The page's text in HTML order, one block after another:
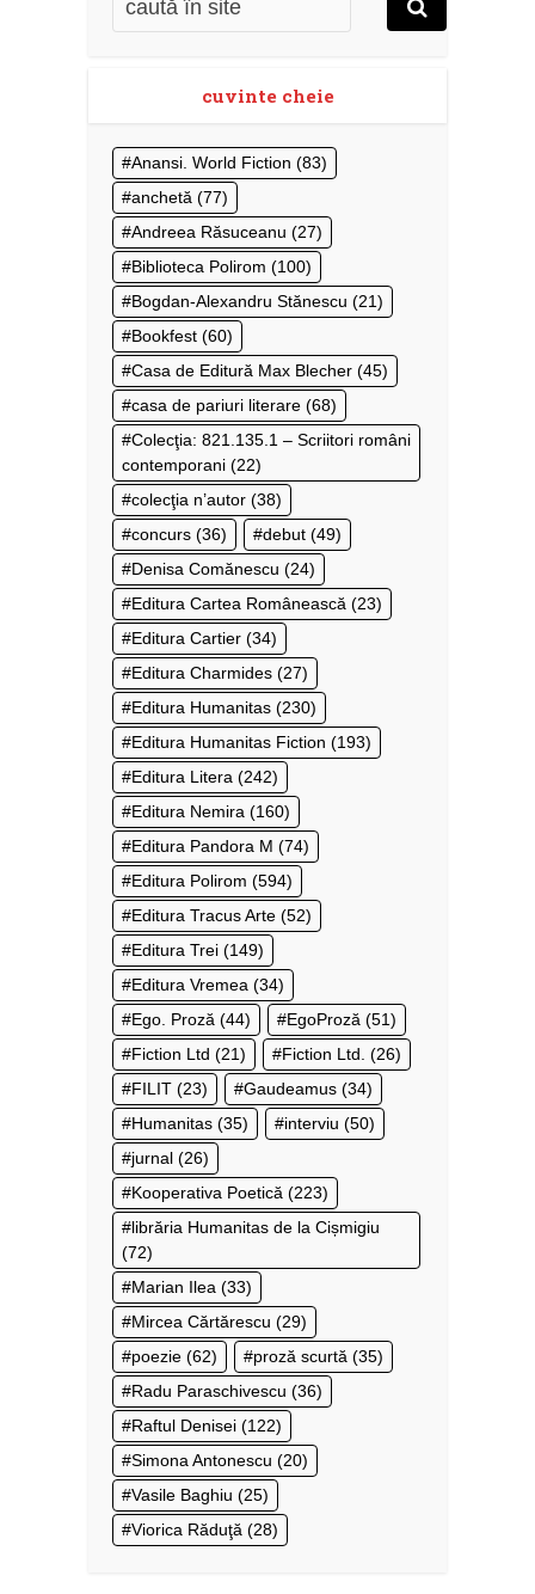
cuvinte cheie
Anansi. World Fiction (83)
anchetă (77)
Andreea Răsuceanu (27)
Biblioteca Polirom (100)
Bogdan-Alexandru Stănescu (21)
Bookfest (60)
Casa de Editură Max Blecher (45)
casa de pariuri literare (68)
Colecţia: 821.135.1 – Scriitori români
contemporani (22)
colecţia n’autor (38)
concurs (36) debut (49)
Denisa Comănescu (24)
Editura Cartea Românească (23)
Editura Cartier (34)
Editura Charmides (27)
Editura Humanitas (230)
Editura Humanitas Fiction (193)
Editura Litera (242)
Editura Nemira (160)
Editura Pandora M (74)
Editura Polirom (594)
Editura Tracus Arte (52)
Editura Trei (149)
Editura Vremea (34)
Ego. Proză (44) EgoProză (51)
Fiction Ltd (21) Fiction Ltd. (26)
FILIT (23) Gaudeamus (34)
Humanitas (35) interviu (50)
jurnal (26)
Kooperativa Poetică (223)
librăria Humanitas de la Cișmigiu
(72)
Marian Ilea (33)
Mircea Cărtărescu (29)
poezie (62) proză scurtă (35)
Radu Paraschivescu (36)
Raftul Denisei (122)
Simona Antonescu (20)
Vasile Baghiu (25)
Viorica Răduţă (28)